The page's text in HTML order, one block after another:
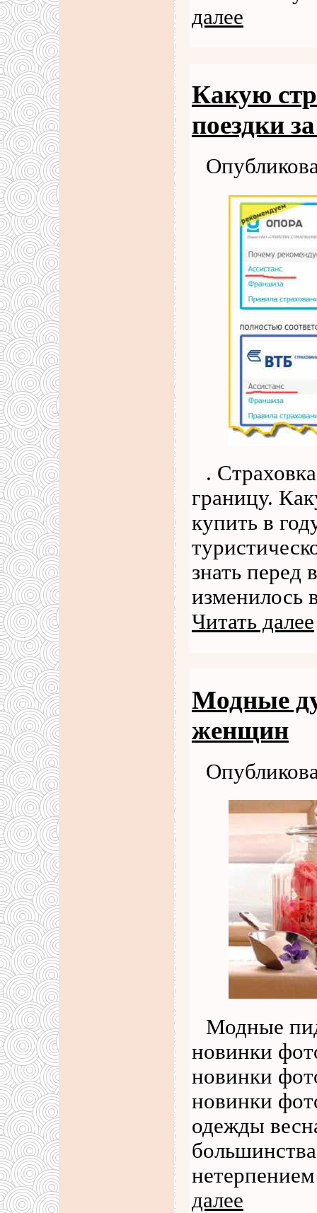
далее
Какую
поездки
.
границу.
купить в
знать перед
изменилось
Читать далее
Модные
женщин
Модные
новинки
новинки
новинки
одежды
далее